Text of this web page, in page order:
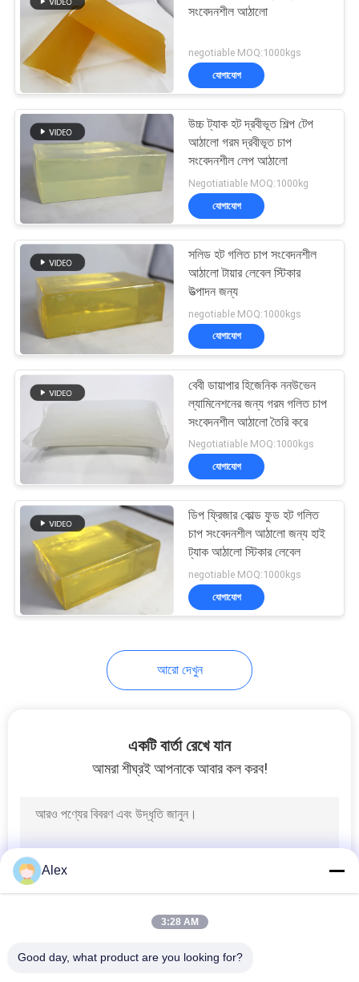
গোপনীয়তা
নীতি
আঠালো
গরম দ্রবীভূত করা আঠালো
35
হট গলিত রাবার আঠালো
হট গলানো পিএসএ
গরম গলানো আঠালো
পলিওলফিন হট দ্রবীভূত
আঠালো
সংবেদনশীল আঠালো
negotiable MOQ:1000kgs
যোগাযোগ
উচ্চ ট্যাক হট দ্রবীভূত শিল্প টেপ
আঠালো গরম দ্রবীভূত চাপ
সংবেদনশীল লেপ আঠালো
Negotiatiable MOQ:1000kg
যোগাযোগ
সলিড হট গলিত চাপ সংবেদনশীল
আঠালো টায়ার লেবেল স্টিকার
উত্পাদন জন্য
negotiable MOQ:1000kgs
যোগাযোগ
বেবী ডায়াপার হিজেনিক ননউভেন
ল্যামিনেশনের জন্য গরম গলিত চাপ
সংবেদনশীল আঠালো তৈরি করে
Negotiatiable MOQ:1000kgs
যোগাযোগ
ডিপ ফ্রিজার কোল্ড ফুড হট গলিত
চাপ সংবেদনশীল আঠালো জন্য হাই
ট্যাক আঠালো স্টিকার লেবেল
negotiable MOQ:1000kgs
যোগাযোগ
আরো দেখুন
একটি বার্তা রেখে যান
আমরা শীঘ্রই আপনাকে আবার কল করব!
Alex
3:28 AM
Good day, what product are you looking for?